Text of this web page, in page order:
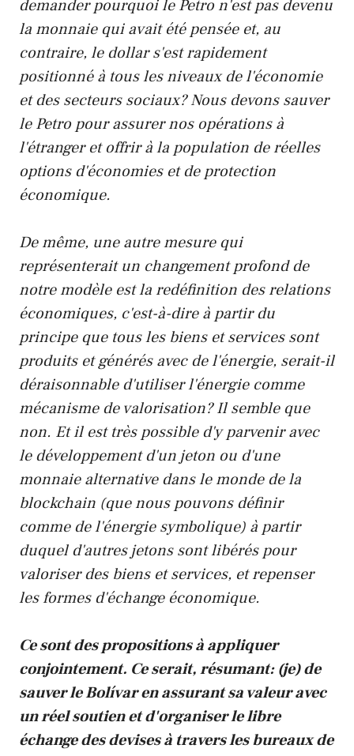
demander pourquoi le Petro n'est pas devenu
la monnaie qui avait été pensée et, au
contraire, le dollar s'est rapidement
positionné à tous les niveaux de l'économie
et des secteurs sociaux? Nous devons sauver
le Petro pour assurer nos opérations à
l'étranger et offrir à la population de réelles
options d'économies et de protection
économique.
De même, une autre mesure qui
représenterait un changement profond de
notre modèle est la redéfinition des relations
économiques, c'est-à-dire à partir du
principe que tous les biens et services sont
produits et générés avec de l'énergie, serait-il
déraisonnable d'utiliser l'énergie comme
mécanisme de valorisation? Il semble que
non. Et il est très possible d'y parvenir avec
le développement d'un jeton ou d'une
monnaie alternative dans le monde de la
blockchain (que nous pouvons définir
comme de l'énergie symbolique) à partir
duquel d'autres jetons sont libérés pour
valoriser des biens et services, et repenser
les formes d'échange économique.
Ce sont des propositions à appliquer
conjointement. Ce serait, résumant:(je)de
sauver le Bolívar en assurant sa valeur avec
un réel soutien et d'organiser le libre
échange des devises à travers les bureaux de